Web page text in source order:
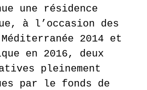
une résidence
à l’occasion des
2014 et
en 2016, deux
pleinement
par le fonds de